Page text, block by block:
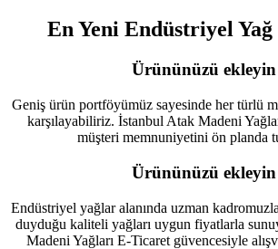
En Yeni Endüstriyel
Ürününüzü ekleyin
Geniş ürün portföyümüz sayesinde her türlü
karşılayabiliriz. İstanbul Atak Madeni
müşteri memnuniyetini ön planda
Ürününüzü ekleyin
Endüstriyel yağlar alanında uzman
duyduğu kaliteli yağları uygun fiyatlarla
Madeni Yağları E-Ticaret güvencesiyle